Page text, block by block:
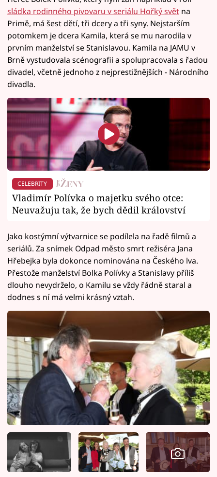
sládka rodinného pivovaru v seriálu Hořký svět na
Primě, má šest dětí, tři dcery a tři syny. Nejstarším
potomkem je dcera Kamila, která se mu narodila v
prvním manželství se Stanislavou. Kamila na JAMU v
Brně vystudovala scénografii a spolupracovala s řadou
divadel, včetně jednoho z nejprestižnějších - Národního
divadla.
CELEBRITY
Vladimír Polívka o majetku svého otce:
Neuvažuju tak, že bych dědil království
Jako kostýmní výtvarnice se podílela na řadě filmů a
seriálů. Za snímek Odpad město smrt režiséra Jana
Hřebejka byla dokonce nominována na Českého lva.
Přestože manželství Bolka Polívky a Stanislavy příliš
dlouho nevydrželo, o Kamilu se vždy řádně staral a
dodnes s ní má velmi krásný vztah.